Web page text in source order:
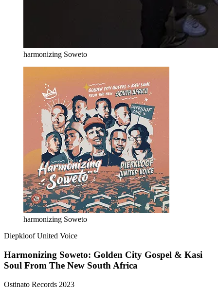
harmonizing Soweto
harmonizing Soweto
Diepkloof United Voice
Harmonizing Soweto: Golden City Gospel & Kasi
Soul From The New South Africa
Ostinato Records 2023